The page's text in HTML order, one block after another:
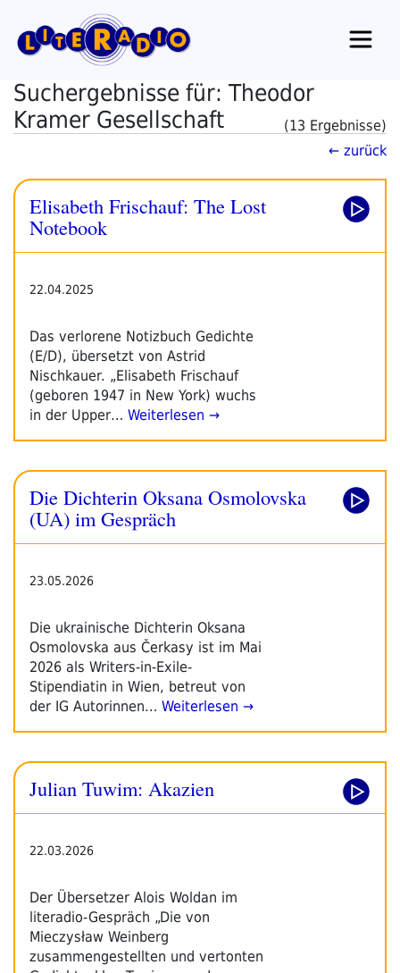
Inhalt
springen
Suchergebnisse für: Theodor
Kramer Gesellschaft
(13 Ergebnisse)
← zurück
Elisabeth Frischauf: The Lost
Notebook
22.04.2025
Das verlorene Notizbuch Gedichte
(E/D), übersetzt von Astrid
Nischkauer. „Elisabeth Frischauf
(geboren 1947 in New York) wuchs
in der Upper… Weiterlesen →
Die Dichterin Oksana Osmolovska
(UA) im Gespräch
23.05.2026
Die ukrainische Dichterin Oksana
Osmolovska aus Čerkasy ist im Mai
2026 als Writers-in-Exile-
Stipendiatin in Wien, betreut von
der IG Autorinnen… Weiterlesen →
Julian Tuwim: Akazien
22.03.2026
Der Übersetzer Alois Woldan im
literadio-Gespräch „Die von
Mieczysław Weinberg
zusammengestellten und vertonten